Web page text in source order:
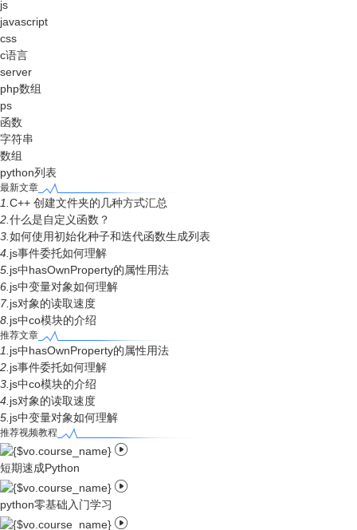
js
javascript
css
c语言
server
php数组
ps
函数
字符串
数组
python列表
最新文章
1.C++ 创建文件夹的几种方式汇总
2.什么是自定义函数？
3.如何使用初始化种子和迭代函数生成列表
4.js事件委托如何理解
5.js中hasOwnProperty的属性用法
6.js中变量对象如何理解
7.js对象的读取速度
8.js中co模块的介绍
推荐文章
1.js中hasOwnProperty的属性用法
2.js事件委托如何理解
3.js中co模块的介绍
4.js对象的读取速度
5.js中变量对象如何理解
推荐视频教程

短期速成Python

python零基础入门学习
